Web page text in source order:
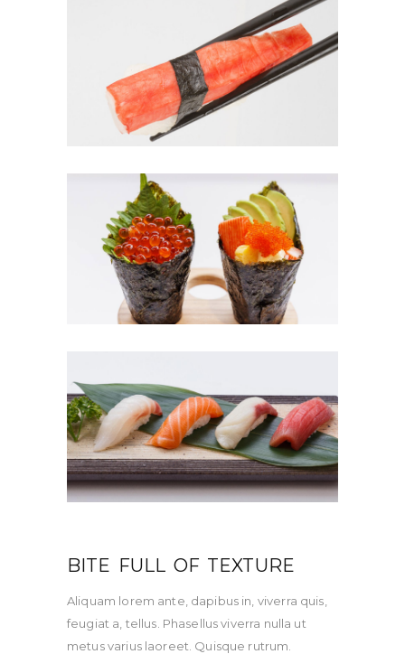
BITE FULL OF TEXTURE
Aliquam lorem ante, dapibus in, viverra quis,
feugiat a, tellus. Phasellus viverra nulla ut
metus varius laoreet. Quisque rutrum.